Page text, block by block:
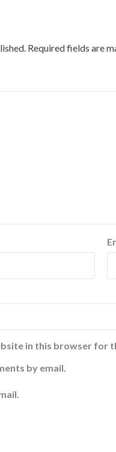
Required fields are
in this browser for
by email.